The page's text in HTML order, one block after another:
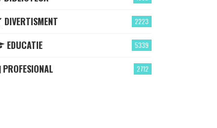
2223
DIVERTISMENT
5339
EDUCATIE
2712
PROFESIONAL